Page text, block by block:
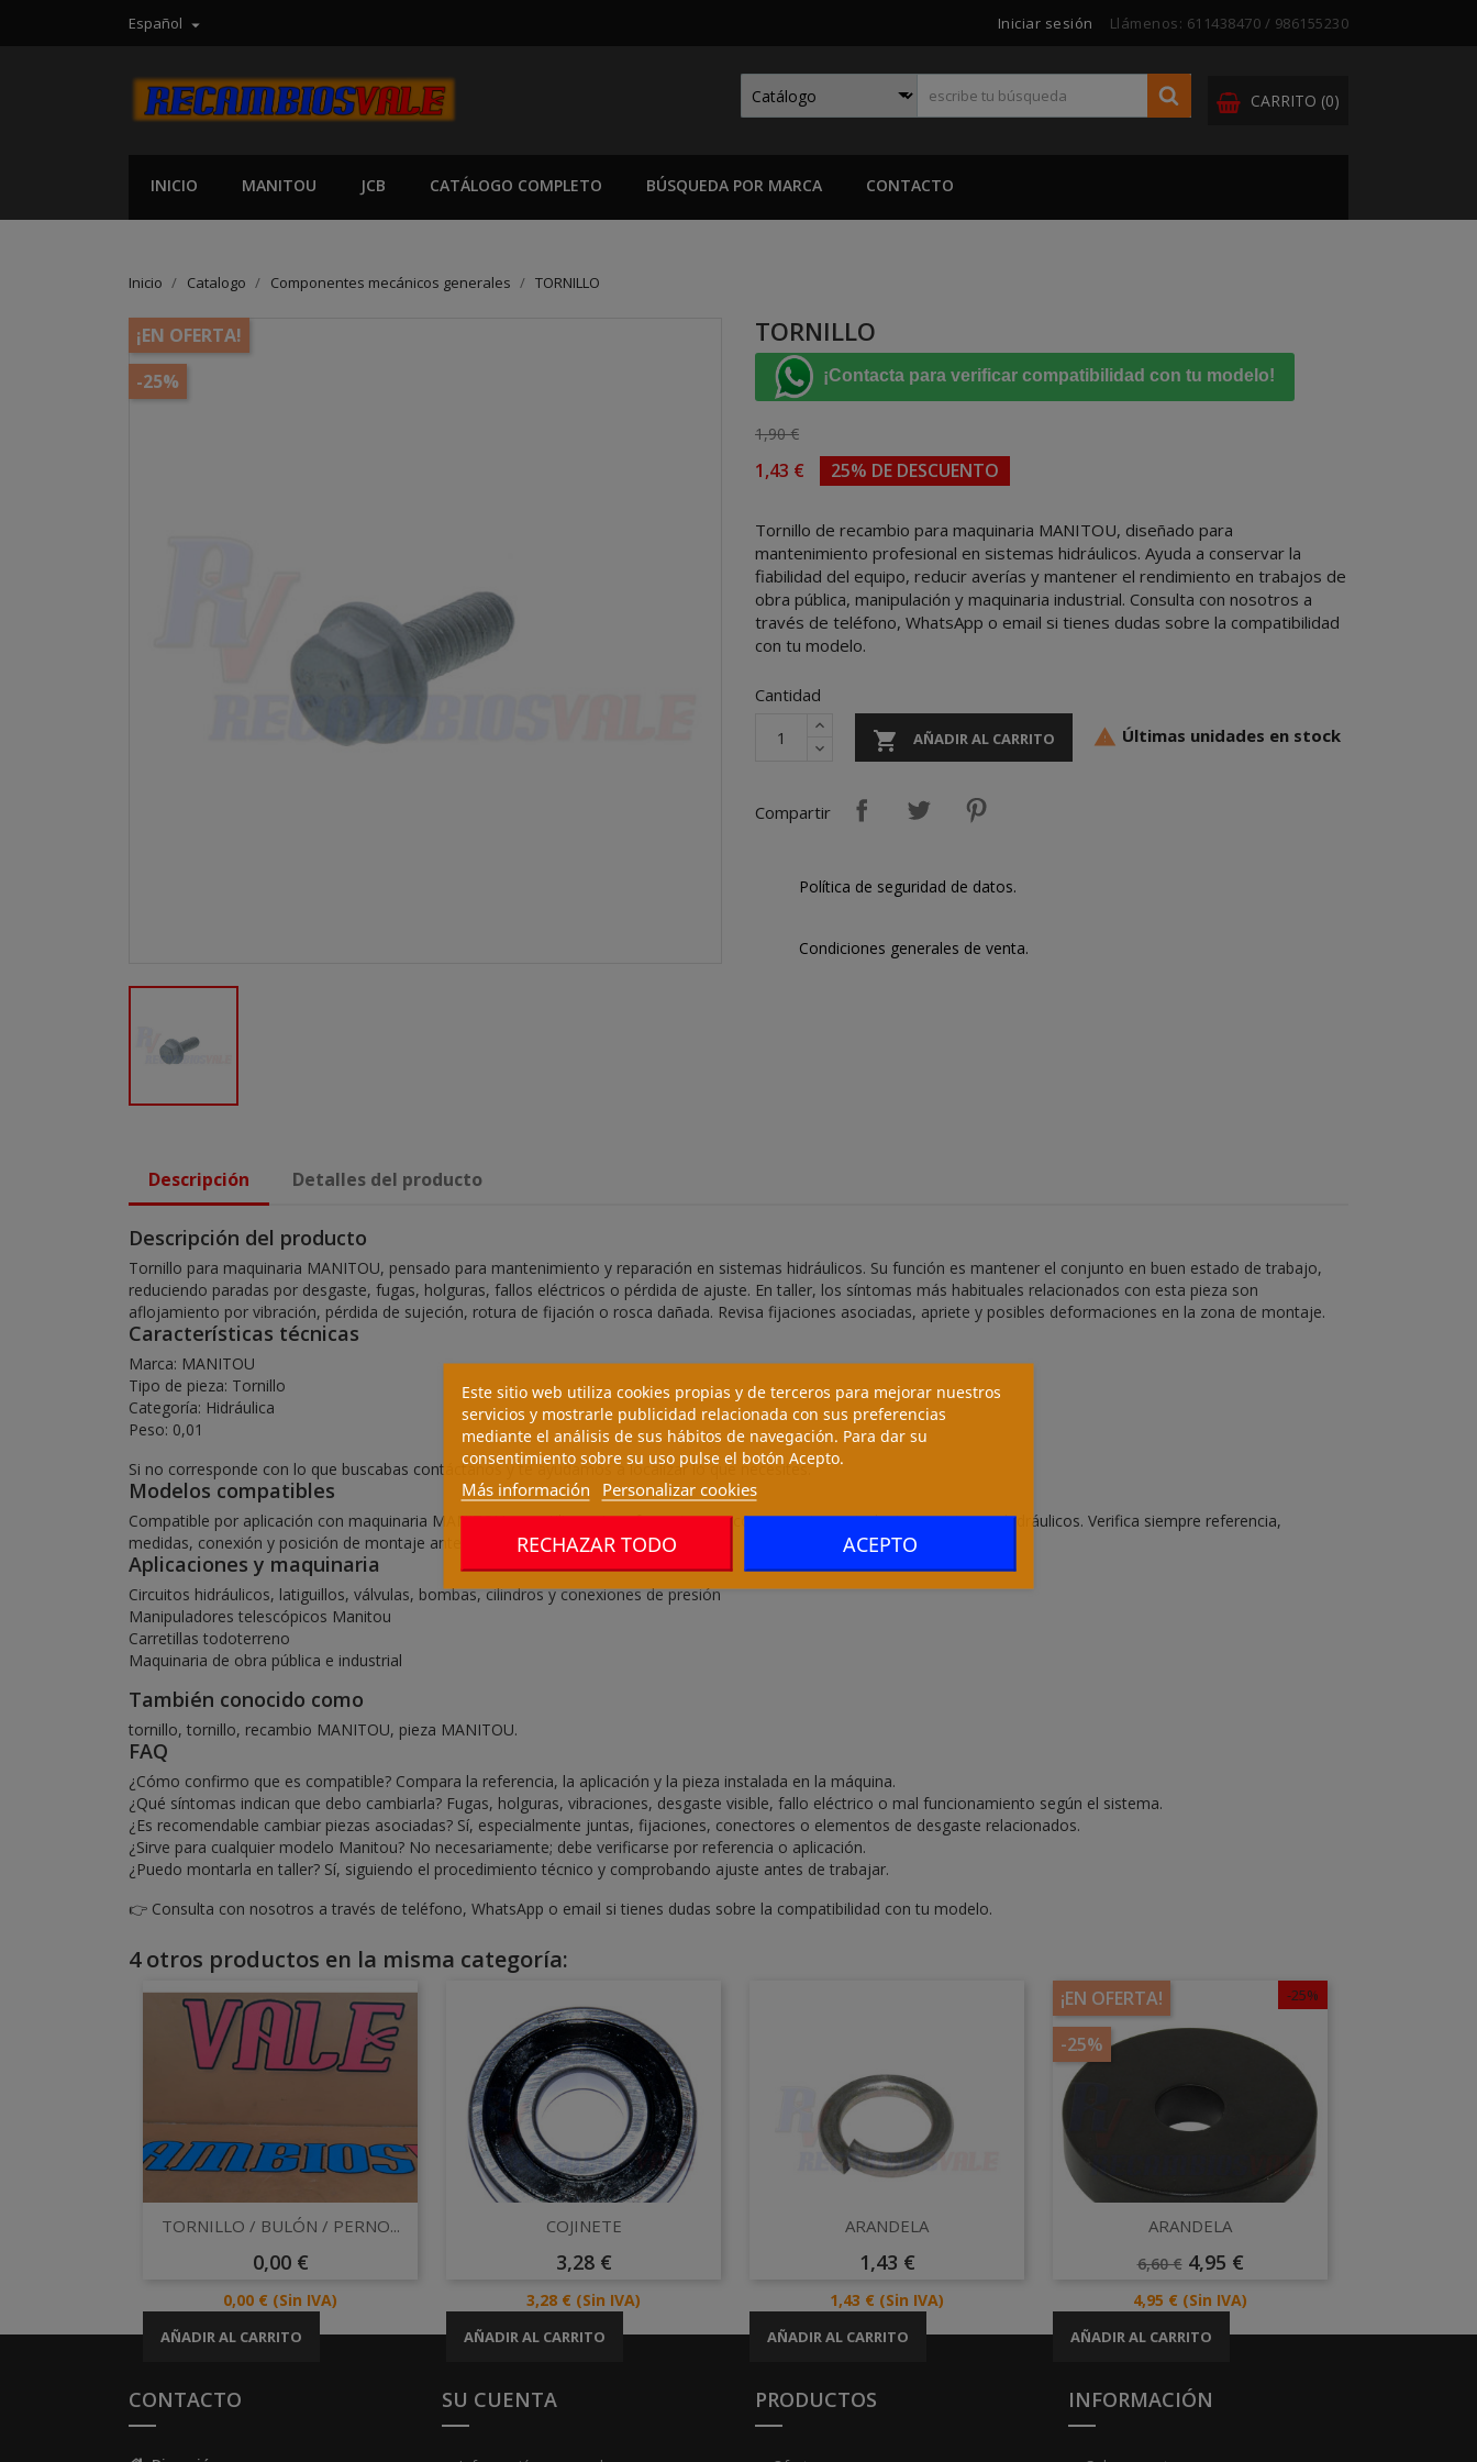
Español  Iniciar sesión Llámenos: 611438470 / 986155230
CARRITO (0)
INICIO MANITOU JCB CATÁLOGO COMPLETO BÚSQUEDA POR MARCA CONTACTO
Inicio Catalogo Componentes mecánicos generales TORNILLO
¡EN OFERTA!
-25%
TORNILLO
¡Contacta para verificar compatibilidad con tu modelo!
1,90 €
1,43 € 25% DE DESCUENTO
Tornillo de recambio para maquinaria MANITOU, diseñado para
mantenimiento profesional en sistemas hidráulicos. Ayuda a conservar la
fiabilidad del equipo, reducir averías y mantener el rendimiento en trabajos de
obra pública, manipulación y maquinaria industrial. Consulta con nosotros a
través de teléfono, WhatsApp o email si tienes dudas sobre la compatibilidad
con tu modelo.
Cantidad
 AÑADIR AL CARRITO  Últimas unidades en stock
Compartir
Política de seguridad de datos.
Condiciones generales de venta.
Descripción Detalles del producto
Descripción del producto
Tornillo para maquinaria MANITOU, pensado para mantenimiento y reparación en sistemas hidráulicos. Su función es mantener el conjunto en buen estado de trabajo,
reduciendo paradas por desgaste, fugas, holguras, fallos eléctricos o pérdida de ajuste. En taller, los síntomas más habituales relacionados con esta pieza son
aflojamiento por vibración, pérdida de sujeción, rotura de fijación o rosca dañada. Revisa fijaciones asociadas, apriete y posibles deformaciones en la zona de montaje.
Características técnicas
Marca: MANITOU
Tipo de pieza: Tornillo
Categoría: Hidráulica
Peso: 0,01
Si no corresponde con lo que buscabas contáctanos y te ayudamos a localizar lo que necesites.
Modelos compatibles
Compatible por aplicación con maquinaria MANITOU que utilice esta referencia o un componente equivalente en sistemas hidráulicos. Verifica siempre referencia,
medidas, conexión y posición de montaje antes de comprar.
Aplicaciones y maquinaria
Circuitos hidráulicos, latiguillos, válvulas, bombas, cilindros y conexiones de presión
Manipuladores telescópicos Manitou
Carretillas todoterreno
Maquinaria de obra pública e industrial
También conocido como
tornillo, tornillo, recambio MANITOU, pieza MANITOU.
FAQ
¿Cómo confirmo que es compatible? Compara la referencia, la aplicación y la pieza instalada en la máquina.
¿Qué síntomas indican que debo cambiarla? Fugas, holguras, vibraciones, desgaste visible, fallo eléctrico o mal funcionamiento según el sistema.
¿Es recomendable cambiar piezas asociadas? Sí, especialmente juntas, fijaciones, conectores o elementos de desgaste relacionados.
¿Sirve para cualquier modelo Manitou? No necesariamente; debe verificarse por referencia o aplicación.
¿Puedo montarla en taller? Sí, siguiendo el procedimiento técnico y comprobando ajuste antes de trabajar.
👉 Consulta con nosotros a través de teléfono, WhatsApp o email si tienes dudas sobre la compatibilidad con tu modelo.
4 otros productos en la misma categoría:
Vista rápida
TORNILLO / BULÓN / PERNO...
Precio
0,00 €
Precio
0,00 € (Sin IVA)
AÑADIR AL CARRITO
Vista rápida
COJINETE
Precio
3,28 €
Precio
3,28 € (Sin IVA)
AÑADIR AL CARRITO
Vista rápida
ARANDELA
Precio
1,43 €
Precio
1,43 € (Sin IVA)
AÑADIR AL CARRITO
-25%
¡EN OFERTA!
-25%
Vista rápida
ARANDELA
Precio
6,60 € Precio
4,95 €
Precio
4,95 € (Sin IVA)
AÑADIR AL CARRITO
CONTACTO SU CUENTA PRODUCTOS INFORMACIÓN
Este sitio web utiliza cookies propias y de terceros para mejorar nuestros
servicios y mostrarle publicidad relacionada con sus preferencias
mediante el análisis de sus hábitos de navegación. Para dar su
consentimiento sobre su uso pulse el botón Acepto.
Más información Personalizar cookies
RECHAZAR TODO ACEPTO